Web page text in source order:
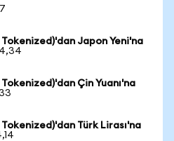
Japon Yeni'na
Çin Yuanı'na
Türk Lirası'na